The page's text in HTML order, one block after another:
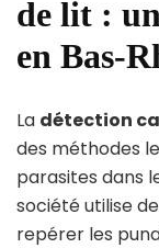
de lit :
en Bas-
La détection
des méthodes
parasites dans
société utilise
repérer les